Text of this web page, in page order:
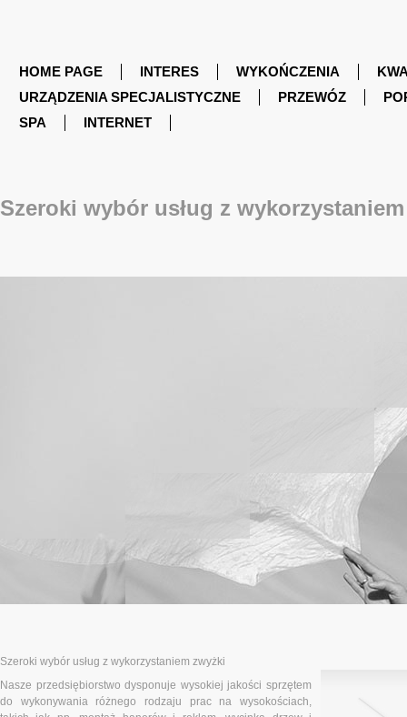
HOME PAGE INTERES WYKOŃCZENIA
URZĄDZENIA SPECJALISTYCZNE
PRZEWÓZ
SPA
INTERNET
Szeroki wybór usług z
Szeroki wybór usług z wykorzystaniem zwyżki
Nasze przedsiębiorstwo dysponuje wysokiej jakości sprzętem
do wykonywania różnego rodzaju prac na wysokościach,